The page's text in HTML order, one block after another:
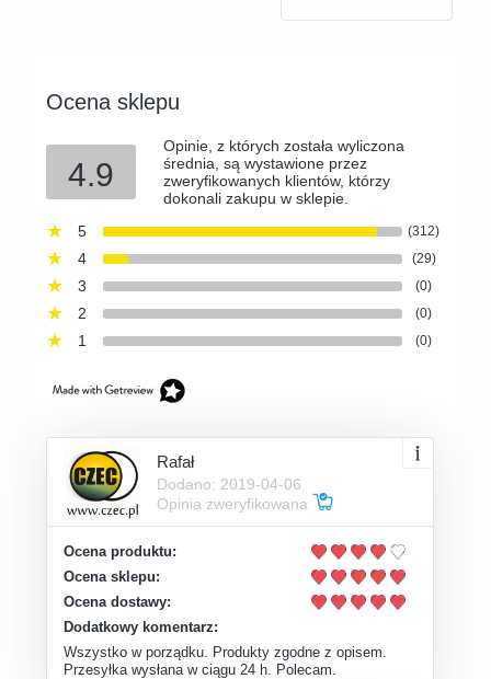
Ocena sklepu
4.9
Opinie, z których została wyliczona
średnia, są wystawione przez
zweryfikowanych klientów, którzy
dokonali zakupu w sklepie.
5
(312)
4 (29)
3 (0)
2 (0)
1 (0)
Rafał
Dodano: 2019-04-06
Opinia zweryfikowana
Ocena produktu:
Ocena sklepu:
Ocena dostawy:
Dodatkowy komentarz:
Wszystko w porządku. Produkty zgodne z opisem.
Przesyłka wysłana w ciągu 24 h. Polecam.